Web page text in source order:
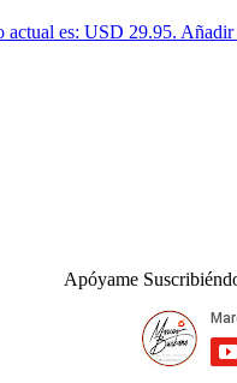
actual es: USD 29.95. Añadir
Apóyame